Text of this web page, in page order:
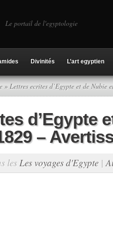
Le portail de l'egyptologie
Divinités L’art egyptien
» Lettres ecrites d’Egypte et de Nubie
d’Egypte
–
les Les voyages d'Egypte |